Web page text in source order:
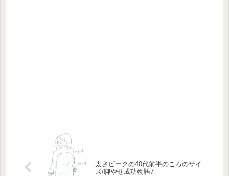
太さピークの40代前半のころのサイ
ズ/脚やせ成功物語7